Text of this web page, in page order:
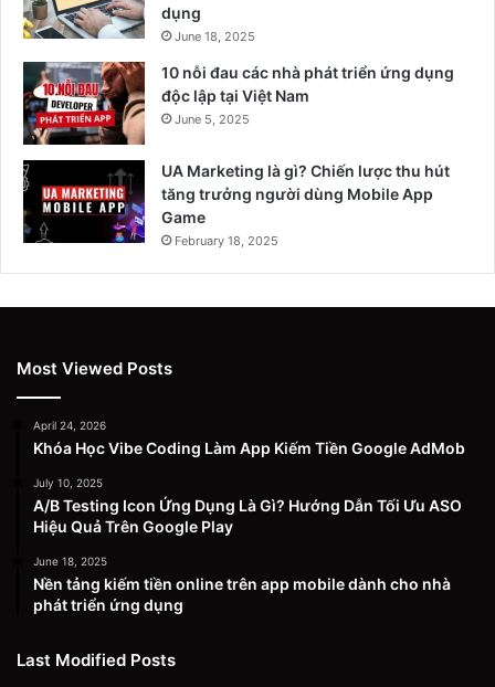
dụng
June 18, 2025
10 nỗi đau các nhà phát triển ứng dụng
độc lập tại Việt Nam
June 5, 2025
UA Marketing là gì? Chiến lược thu hút
tăng trưởng người dùng Mobile App
Game
February 18, 2025
Most Viewed Posts
April 24, 2026
Khóa Học Vibe Coding Làm App Kiếm Tiền Google AdMob
July 10, 2025
A/B Testing Icon Ứng Dụng Là Gì? Hướng Dẫn Tối Ưu ASO
Hiệu Quả Trên Google Play
June 18, 2025
Nền tảng kiếm tiền online trên app mobile dành cho nhà
phát triển ứng dụng
Last Modified Posts